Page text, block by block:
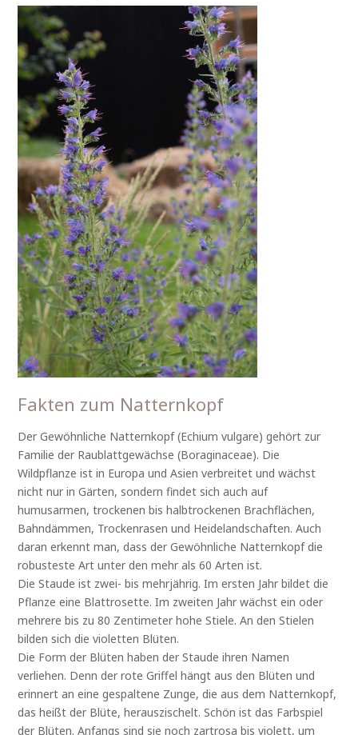
Fakten zum Natternkopf
Der Gewöhnliche Natternkopf (Echium vulgare) gehört zur
Familie der Raublattgewächse (Boraginaceae). Die
Wildpflanze ist in Europa und Asien verbreitet und wächst
nicht nur in Gärten, sondern findet sich auch auf
humusarmen, trockenen bis halbtrockenen Brachflächen,
Bahndämmen, Trockenrasen und Heidelandschaften. Auch
daran erkennt man, dass der Gewöhnliche Natternkopf die
robusteste Art unter den mehr als 60 Arten ist.
Die Staude ist zwei- bis mehrjährig. Im ersten Jahr bildet die
Pflanze eine Blattrosette. Im zweiten Jahr wächst ein oder
mehrere bis zu 80 Zentimeter hohe Stiele. An den Stielen
bilden sich die violetten Blüten.
Die Form der Blüten haben der Staude ihren Namen
verliehen. Denn der rote Griffel hängt aus den Blüten und
erinnert an eine gespaltene Zunge, die aus dem Natternkopf,
das heißt der Blüte, herauszischelt. Schön ist das Farbspiel
der Blüten. Anfangs sind sie noch zartrosa bis violett, um